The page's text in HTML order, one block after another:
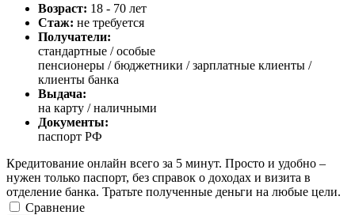
Возраст: 18 - 70 лет
Стаж: не требуется
Получатели:
стандартные /особые
пенсионеры / бюджетники / зарплатные клиенты /
клиенты банка
Выдача:
на карту / наличными
Документы:
паспорт РФ
Кредитование онлайн всего за 5 минут. Просто и удобно –
нужен только паспорт, без справок о доходах и визита в
отделение банка. Тратьте полученные деньги на любые цели.
Сравнение